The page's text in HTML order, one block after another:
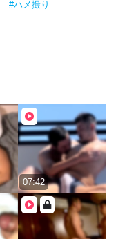
#ハメ撮り
07:42